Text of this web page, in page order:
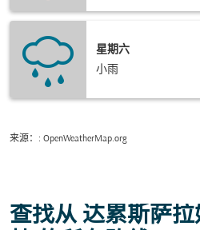
星期六
小雨
来源： : OpenWeatherMap.org
查找从 达累斯萨